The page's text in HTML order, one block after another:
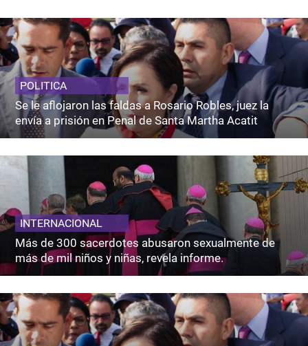
POLITICA
Se le aflojaron las faldas a Rosario Robles, juez la
envía a prisión en Penal de Santa Martha Acatit
INTERNACIONAL
Más de 300 sacerdotes abusaron sexualmente de
más de mil niños y niñas, revela informe.